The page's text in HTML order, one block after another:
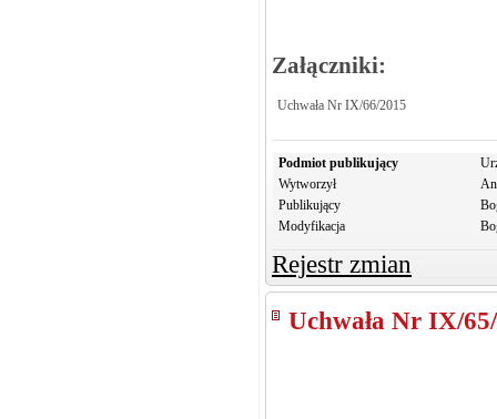
Załączniki:
Uchwała Nr IX/66/2015
Podmiot publikujący
Wytworzył
Publikujący
Modyfikacja
Rejestr zmian
Uchwała Nr IX/